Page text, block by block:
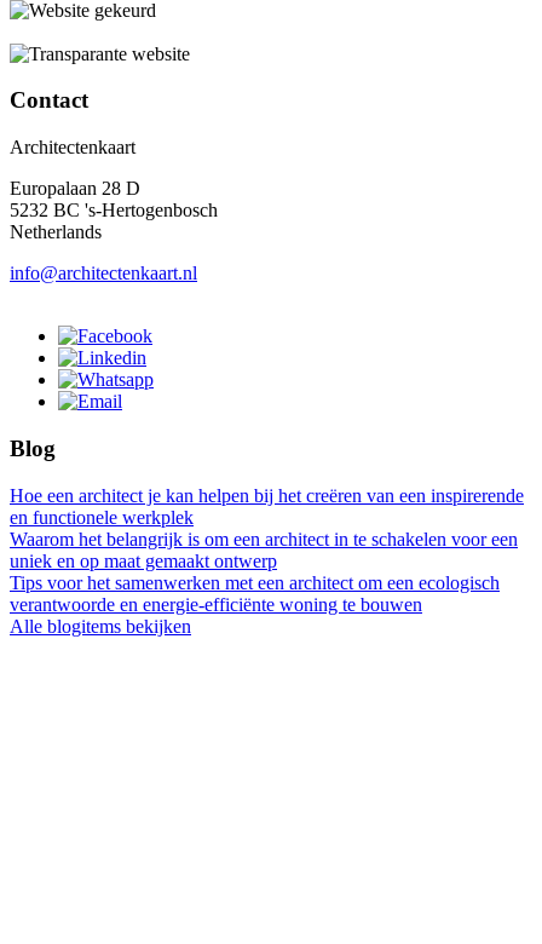
Contact
Architectenkaart
Europalaan 28 D
5232 BC 's-Hertogenbosch
Netherlands
info@architectenkaart.nl
Blog
Hoe een architect je kan helpen bij het creëren van een inspirerende
en functionele werkplek
Waarom het belangrijk is om een architect in te schakelen voor een
uniek en op maat gemaakt ontwerp
Tips voor het samenwerken met een architect om een ecologisch
verantwoorde en energie-efficiënte woning te bouwen
Alle blogitems bekijken